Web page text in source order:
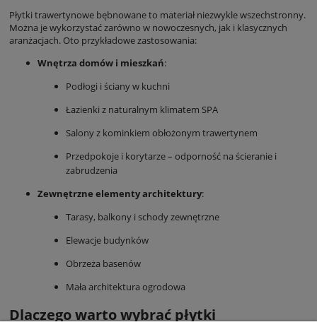
Płytki trawertynowe bębnowane to materiał niezwykle wszechstronny.
Można je wykorzystać zarówno w nowoczesnych, jak i klasycznych
aranżacjach. Oto przykładowe zastosowania:
Wnętrza domów i mieszkań:
Podłogi i ściany w kuchni
Łazienki z naturalnym klimatem SPA
Salony z kominkiem obłożonym trawertynem
Przedpokoje i korytarze – odporność na ścieranie i
zabrudzenia
Zewnętrzne elementy architektury:
Tarasy, balkony i schody zewnętrzne
Elewacje budynków
Obrzeża basenów
Mała architektura ogrodowa
Dlaczego warto wybrać płytki